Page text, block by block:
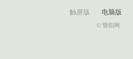
触屏版 电脑版
© 暨阳网